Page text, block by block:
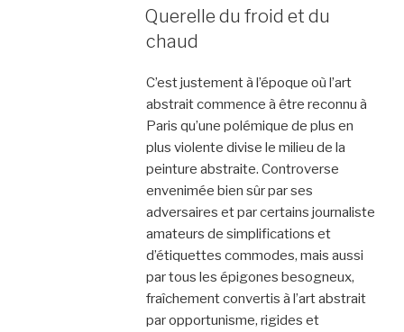
Querelle du froid et du
chaud
C’est justement à l’époque où l’art
abstrait commence à être reconnu à
Paris qu’une polémique de plus en
plus violente divise le milieu de la
peinture abstraite. Controverse
envenimée bien sûr par ses
adversaires et par certains journaliste
amateurs de simplifications et
d’étiquettes commodes, mais aussi
par tous les épigones besogneux,
fraîchement convertis à l’art abstrait
par opportunisme, rigides et